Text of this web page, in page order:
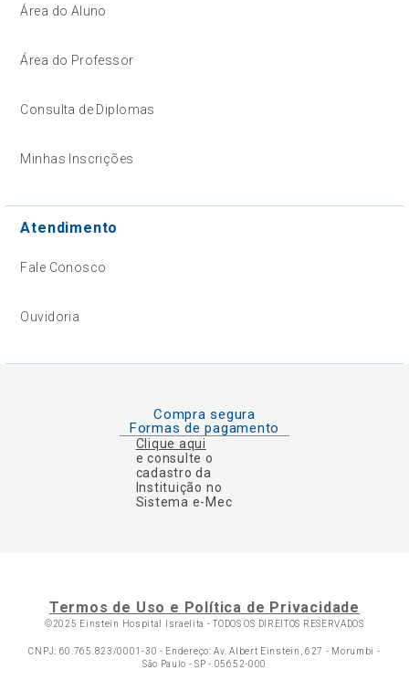
Área do Aluno
Área do Professor
Consulta de Diplomas
Minhas Inscrições
Atendimento
Fale Conosco
Ouvidoria
Compra segura
Formas de pagamento
Clique aqui
e consulte o
cadastro da
Instituição no
Sistema e-Mec
Termos de Uso e Política de Privacidade
©2025 Einstein Hospital Israelita -TODOS OS DIREITOS RESERVADOS
CNPJ: 60.765.823/0001-30 - Endereço: Av. Albert Einstein, 627 - Morumbi -
São Paulo - SP - 05652-000